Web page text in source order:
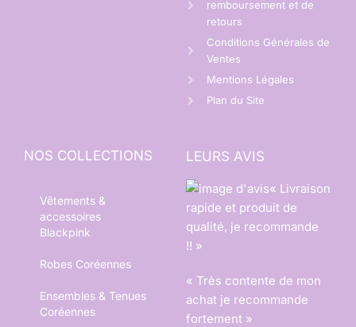
remboursement et de
retours
Conditions Générales de
Ventes
Mentions Légales
Plan du Site
NOS COLLECTIONS
Vêtements &
accessoires
Blackpink
Robes Coréennes
Ensembles & Tenues
Coréennes
LEURS AVIS
« Livraison
rapide et produit de
qualité, je recommande
!! »
« Très contente de mon
achat je recommande
fortement »